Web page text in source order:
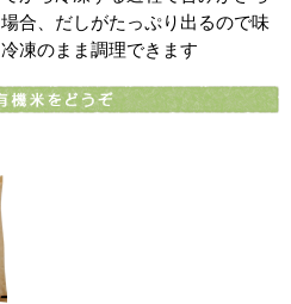
合、だしがたっぷり出るので味
凍のまま調理できます